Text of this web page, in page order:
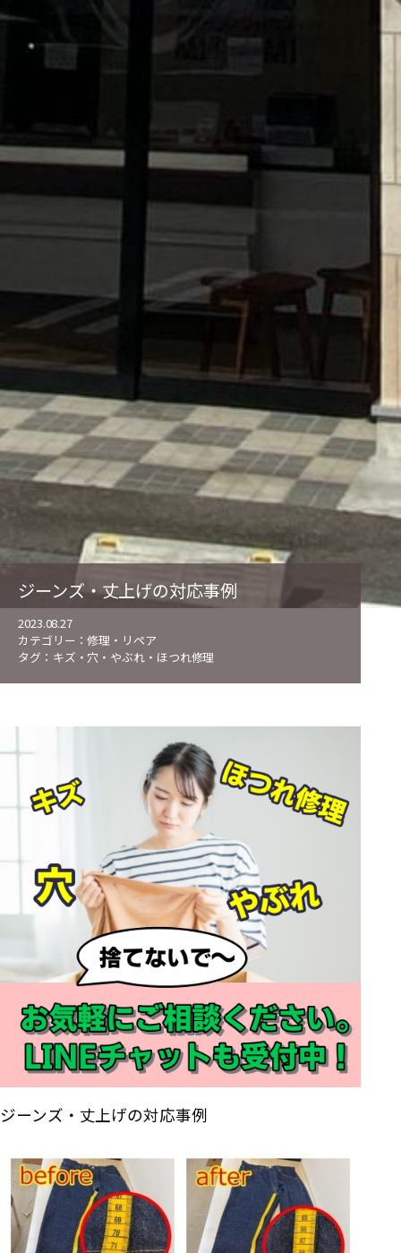
ジーンズ・丈上げの対応事例
2023.08.27
カテゴリー：修理・リペア
タグ： キズ・穴・やぶれ・ほつれ修理
ジーンズ・丈上げの対応事例